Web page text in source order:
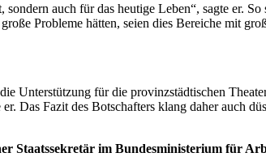
auch für das heutige Leben“, sagte er. So
Probleme hätten, seien dies Bereiche mit
Unterstützung für die provinzstädtischen
Das Fazit des Botschafters klang daher auch
Staatssekretär im Bundesministerium für